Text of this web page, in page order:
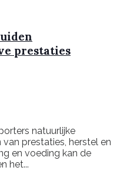
prestaties
natuurlijke
prestaties, herstel en
en voeding kan de
het...